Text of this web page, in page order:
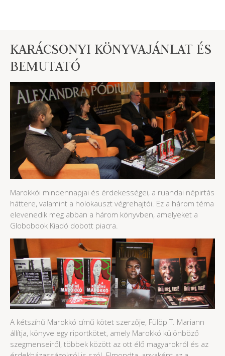
KARÁCSONYI KÖNYVAJÁNLAT ÉS
BEMUTATÓ
Marokkói mindennapjai és érdekességei, a ruandai népirtás
háttere, valamint a holokauszt végrehajtói. Ez a három téma
elevenedik meg abban a három könyvben, amelyeket a
Globobook Kiadó dobott piacra.
A kétszínű Marokkó című kötet szerzője, Fülöp T. Mariann
állítja, könyve egy riportkötet, amely Marokkó különböző
szegmenseiről, többek között az ott élő magyarokról és az